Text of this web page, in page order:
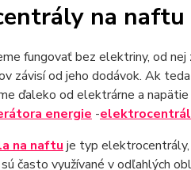
na naftu
fungovať bez elektriny, od
závisí od jeho dodávok. Ak
ďaleko od elektrárne a
energie -
na naftu je typ
často využívané v odľahlých